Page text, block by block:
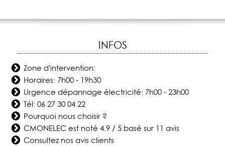
INFOS
Zone d'intervention:
Horaires: 7h00 - 19h30
Urgence dépannage électricité: 7h00 - 23h00
Tél:06 27 30 04 22
Pourquoi nous choisir ?
CMONELECest noté4.9 /5 basé sur 11 avis
Consultez nos avis clients